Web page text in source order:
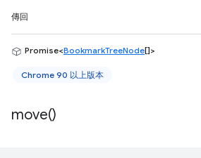
傳回
Promise<BookmarkTreeNode[]>
Chrome 90 以上版本
move()